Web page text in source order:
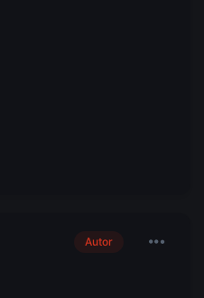
Autor